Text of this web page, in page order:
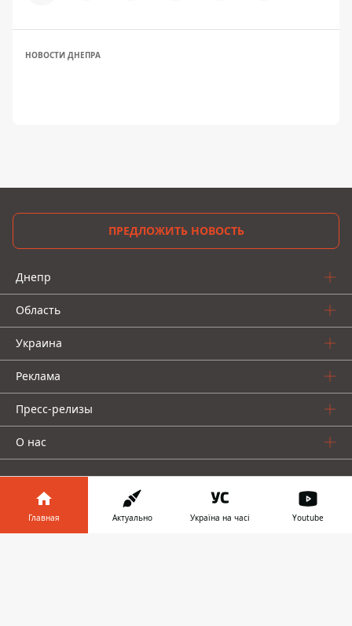
НОВОСТИ ДНЕПРА
ПРЕДЛОЖИТЬ НОВОСТЬ
Днепр
Область
Украина
Реклама
Пресс-релизы
О нас
Главная Актуально Україна на часі Youtube